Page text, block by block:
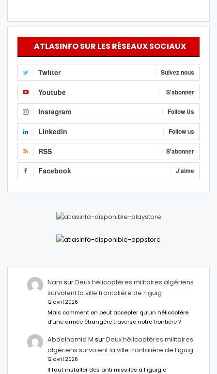
ATLASINFO SUR LES RÉSEAUX SOCIAUX
Twitter Suivez nous
Youtube S'abonner
Instagram Follow Us
Linkedin Follow us
RSS S'abonner
Facebook J'aime
Nam surDeux hélicoptères militaires algériens
survolent la ville frontalière de Figuig
12 avril 2026
Mais comment on peut accepter qu’un hélicoptère
d’une armée étrangère traverse notre frontière ?
Abdelhamid M surDeux hélicoptères militaires
algériens survolent la ville frontalière de Figuig
12 avril 2026
Il faut installer des anti missiles à Figuig c